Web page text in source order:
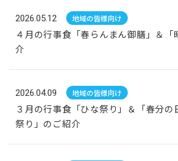
2026.05.12 地域の皆様向け
４月の行事食「春らんまん御膳」＆「
介
2026.04.09 地域の皆様向け
３月の行事食「ひな祭り」＆「春分の
祭り」のご紹介